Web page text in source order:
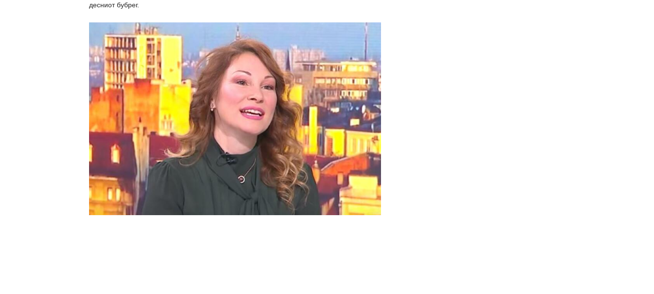
десниот бубрег.